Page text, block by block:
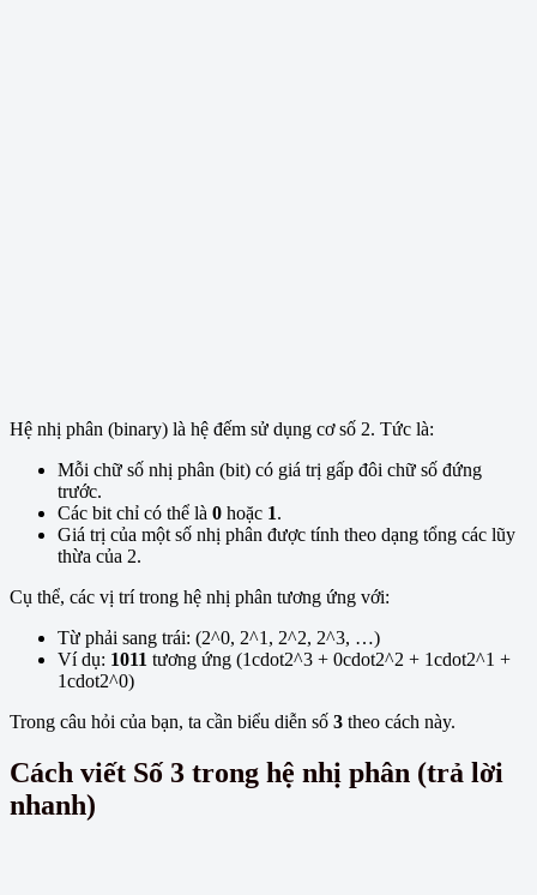
Hệ nhị phân (binary) là hệ đếm sử dụng cơ số 2. Tức là:
Mỗi chữ số nhị phân (bit) có giá trị gấp đôi chữ số đứng
trước.
Các bit chỉ có thể là 0 hoặc 1.
Giá trị của một số nhị phân được tính theo dạng tổng các lũy
thừa của 2.
Cụ thể, các vị trí trong hệ nhị phân tương ứng với:
Từ phải sang trái: (2^0, 2^1, 2^2, 2^3, …)
Ví dụ: 1011 tương ứng (1cdot2^3 + 0cdot2^2 + 1cdot2^1 +
1cdot2^0)
Trong câu hỏi của bạn, ta cần biểu diễn số 3 theo cách này.
Cách viết Số 3 trong hệ nhị phân (trả lời
nhanh)